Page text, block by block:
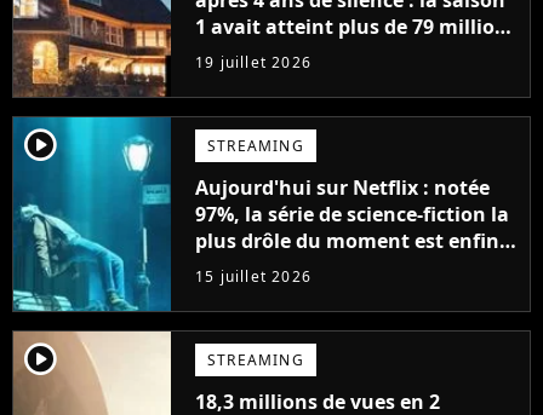
1 avait atteint plus de 79 millions
de vues
19 juillet 2026
player2 STREAMING
Aujourd'hui sur Netflix : notée
97%, la série de science-fiction la
plus drôle du moment est enfin
de retour avec 8 nouveaux
épisodes
15 juillet 2026
player2 STREAMING
18,3 millions de vues en 2